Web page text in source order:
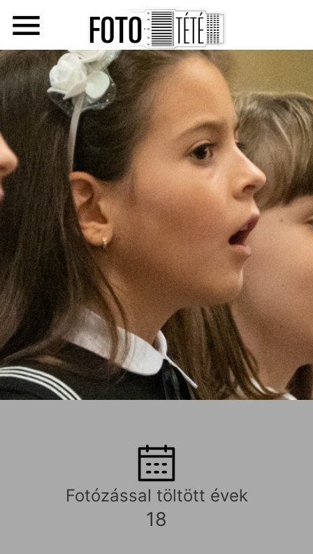
Fotózással töltött évek
18